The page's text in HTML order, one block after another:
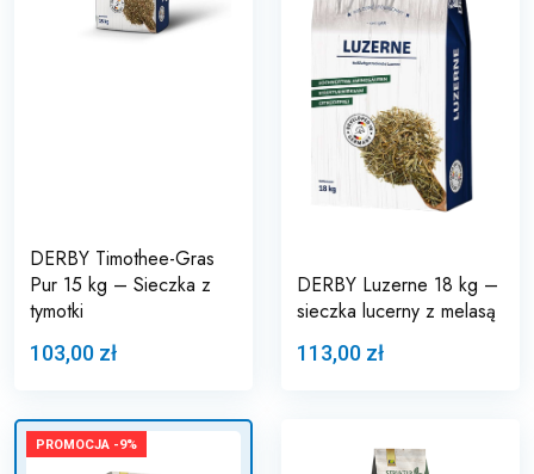
DERBY Timothee-Gras
Pur 15 kg – Sieczka z
tymotki
103,00 zł
DERBY Luzerne 18 kg –
sieczka lucerny z melasą
113,00 zł
PROMOCJA -9%